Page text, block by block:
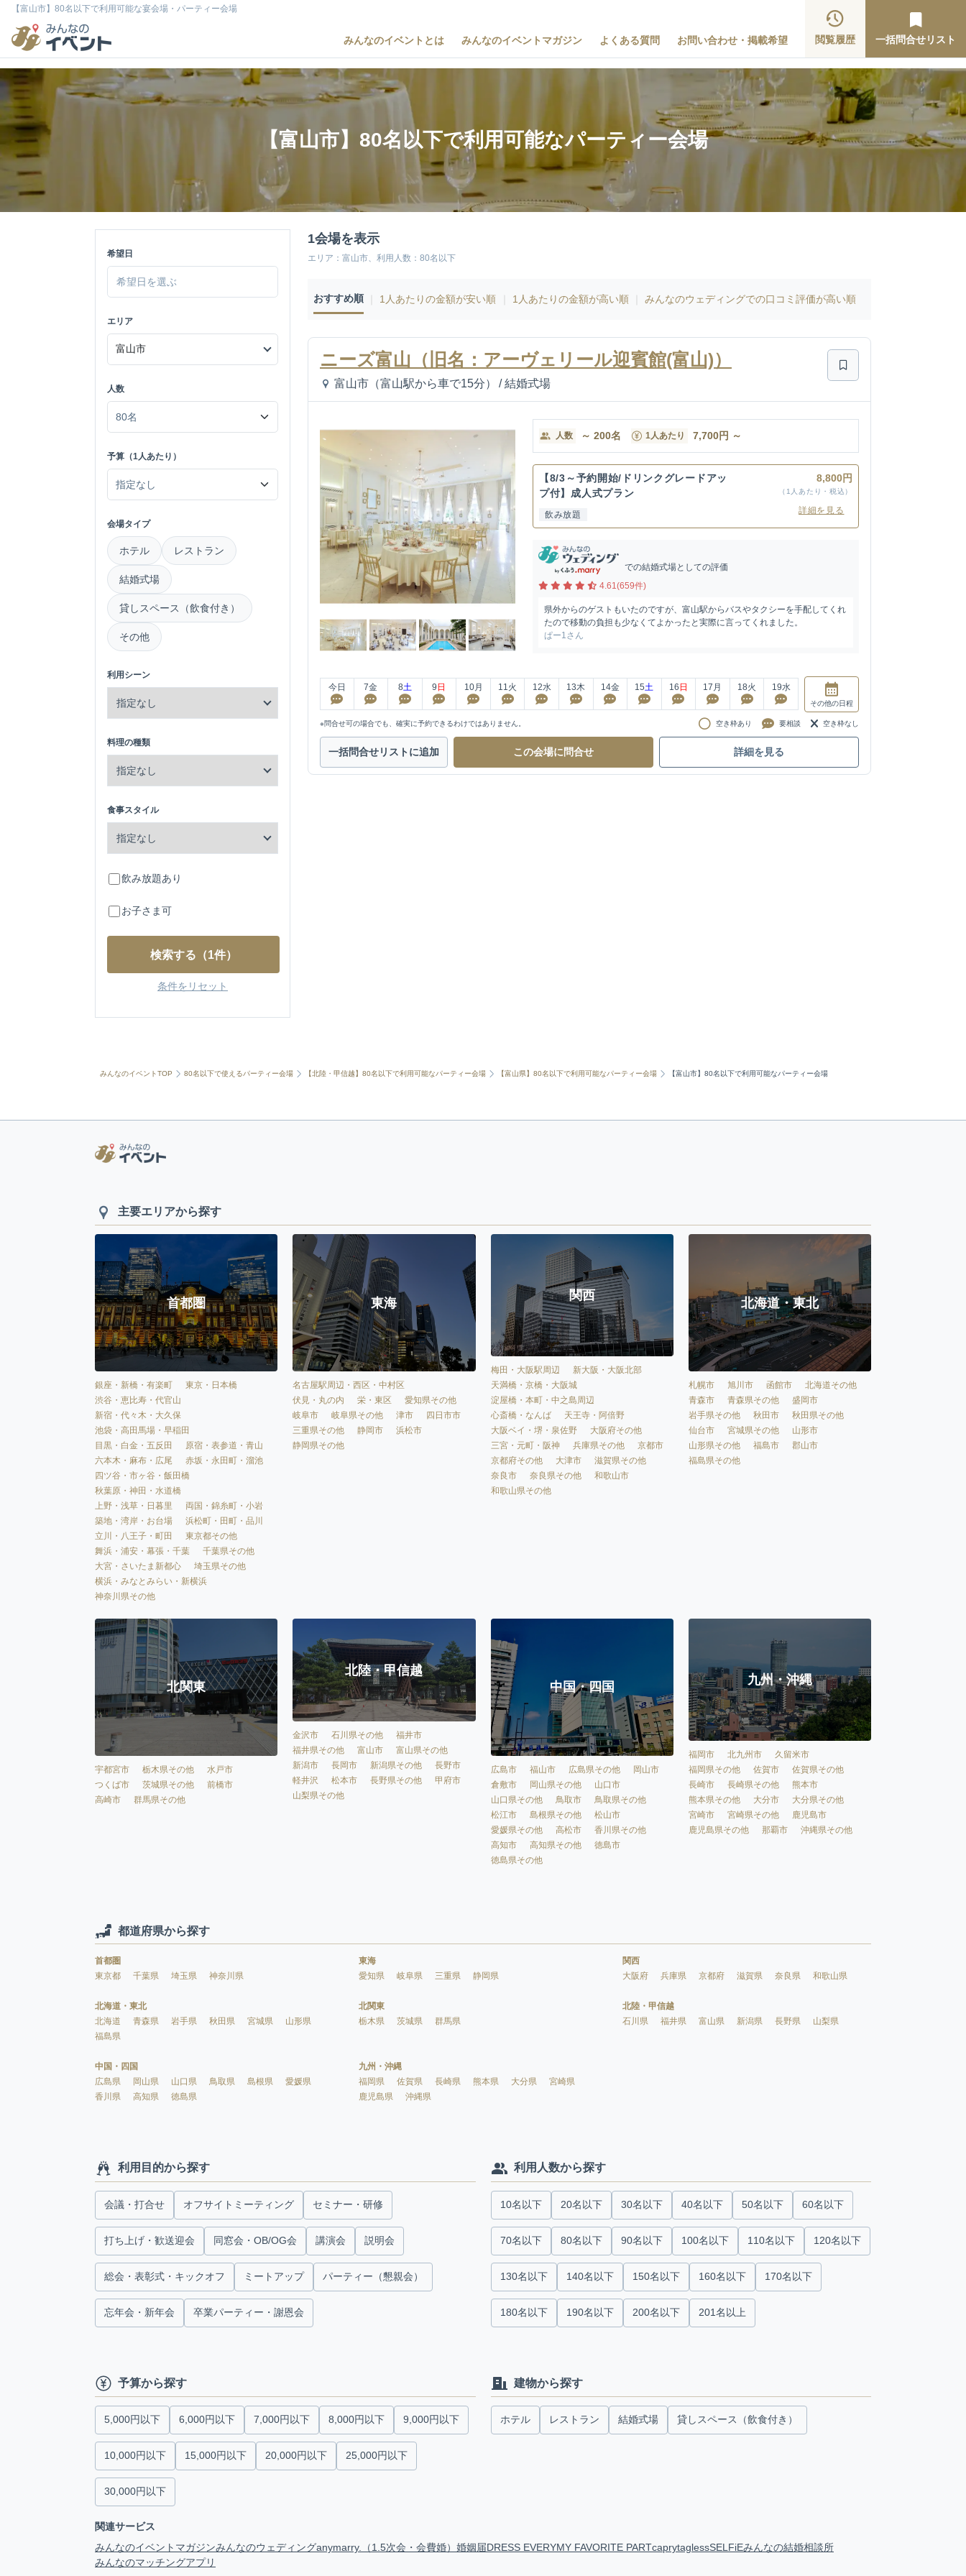
【富山市】80名以下で利用可能な宴会場・パーティー会場
みんなのイベントとは みんなのイベントマガジン よくある質問 お問い合わせ・掲載希望 閲覧履歴 一括問合せリスト
【富山市】80名以下で利用可能なパーティー会場
希望日
エリア
人数
予算（1人あたり）
会場タイプ
ホテル レストラン
結婚式場
貸しスペース（飲食付き）
その他
利用シーン
料理の種類
食事スタイル
飲み放題あり
お子さま可
検索する （1件）
条件をリセット
1会場を表示
エリア：富山市、利用人数：80名以下
おすすめ順 1人あたりの金額が安い順 1人あたりの金額が高い順 みんなのウェディングでの口コミ評価が高い順
ニーズ富山（旧名：アーヴェリール迎賓館(富山)）
富山市（富山駅から車で15分） / 結婚式場
人数 ～ 200名 1人あたり 7,700円 ～
【8/3～予約開始/ドリンクグレードアッ
プ付】成人式プラン
飲み放題
8,800円
（1人あたり・税込）
詳細を見る
での結婚式場としての評価
4.61(659件)
県外からのゲストもいたのですが、富山駅からバスやタクシーを手配してくれ
たので移動の負担も少なくてよかったと実際に言ってくれました。
ぱー1さん
今日 7金 8土 9 日 10月 11火 12水 13木 14金 15土 16 日 17 月 18火 19水
その他の日程
※問合せ可の場合でも、確実に予約できるわけではありません。 空き枠あり 要相談 空き枠なし
一括問合せリストに追加 この会場に問合せ 詳細を見る
みんなのイベントTOP 80名以下で使えるパーティー会場 【北陸・甲信越】80名以下で利用可能なパーティー会場 【富山県】80名以下で利用可能なパーティー会場 【富山市】80名以下で利用可能なパーティー会場
主要エリアから探す
首都圏
銀座・新橋・有楽町
東京・日本橋
渋谷・恵比寿・代官山
新宿・代々木・大久保
池袋・高田馬場・早稲田
目黒・白金・五反田
原宿・表参道・青山
六本木・麻布・広尾
赤坂・永田町・溜池
四ツ谷・市ヶ谷・飯田橋
秋葉原・神田・水道橋
上野・浅草・日暮里
両国・錦糸町・小岩
築地・湾岸・お台場
浜松町・田町・品川
立川・八王子・町田
東京都その他
舞浜・浦安・幕張・千葉
千葉県その他
大宮・さいたま新都心
埼玉県その他
横浜・みなとみらい・新横浜
神奈川県その他
東海
名古屋駅周辺・西区・中村区
伏見・丸の内
栄・東区
愛知県その他
岐阜市
岐阜県その他 津市
四日市市
三重県その他
静岡市
浜松市
静岡県その他
関西
梅田・大阪駅周辺
新大阪・大阪北部
天満橋・京橋・大阪城
淀屋橋・本町・中之島周辺
心斎橋・なんば
天王寺・阿倍野
大阪ベイ・堺・泉佐野
大阪府その他
三宮・元町・阪神
兵庫県その他
京都市
京都府その他
大津市
滋賀県その他
奈良市
奈良県その他
和歌山市
和歌山県その他
北海道・東北
札幌市 旭川市 函館市
北海道その他
青森市
青森県その他
盛岡市
岩手県その他
秋田市
秋田県その他
仙台市
宮城県その他
山形市
山形県その他
福島市
郡山市
福島県その他
北関東
宇都宮市 栃木県その他
水戸市
つくば市
茨城県その他
前橋市
高崎市
群馬県その他
北陸・甲信越
金沢市 石川県その他
福井市
福井県その他
富山市
富山県その他
新潟市
長岡市 新潟県その他
長野市
軽井沢
松本市 長野県その他
甲府市
山梨県その他
中国・四国
広島市 福山市 広島県その他
岡山市
倉敷市
岡山県その他
山口市
山口県その他
鳥取市
鳥取県その他
松江市
島根県その他
松山市
愛媛県その他
高松市
香川県その他
高知市
高知県その他
徳島市
徳島県その他
九州・沖縄
福岡市 北九州市
久留米市
福岡県その他
佐賀市
佐賀県その他
長崎市
長崎県その他
熊本市
熊本県その他
大分市
大分県その他
宮崎市
宮崎県その他
鹿児島市
鹿児島県その他
那覇市 沖縄県その他
都道府県から探す
首都圏
東京都
千葉県 埼玉県 神奈川県
東海
愛知県
岐阜県 三重県 静岡県
関西
大阪府
兵庫県 京都府 滋賀県 奈良県 和歌山県
北海道・東北
北海道
青森県 岩手県 秋田県 宮城県
山形県
福島県
北関東
栃木県
茨城県 群馬県
北陸・甲信越
石川県
福井県 富山県 新潟県 長野県 山梨県
中国・四国
広島県
岡山県 山口県 鳥取県 島根県
愛媛県
香川県
高知県 徳島県
九州・沖縄
福岡県
佐賀県 長崎県 熊本県 大分県
宮崎県
鹿児島県
沖縄県
利用目的から探す
会議・打合せ オフサイトミーティング セミナー・研修
打ち上げ・歓送迎会 同窓会・OB/OG会 講演会 説明会
総会・表彰式・キックオフ ミートアップ パーティー（懇親会）
忘年会・新年会 卒業パーティー・謝恩会
利用人数から探す
10名以下 20名以下 30名以下 40名以下 50名以下 60名以下
70名以下 80名以下 90名以下 100名以下 110名以下 120名以下
130名以下 140名以下 150名以下 160名以下 170名以下
180名以下 190名以下 200名以下 201名以上
予算から探す
5,000円以下 6,000円以下 7,000円以下 8,000円以下 9,000円以下
10,000円以下 15,000円以下 20,000円以下 25,000円以下
30,000円以下
建物から探す
ホテル レストラン 結婚式場 貸しスペース（飲食付き）
関連サービス
みんなのイベントマガジンみんなのウェディングanymarry.（1.5次会・会費婚） 婚姻届DRESS EVERYMY FAVORITE PARTcaprytaglessSELFiEみんなの結婚相談所
みんなのマッチングアプリ